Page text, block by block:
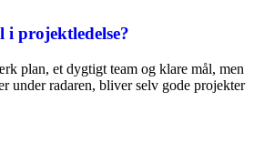
i projektledelse?
plan, et dygtigt team og klare mål, men
under radaren, bliver selv gode projekter